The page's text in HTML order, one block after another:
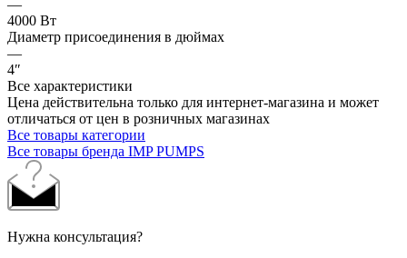
—
4000 Вт
Диаметр присоединения в дюймах
—
4″
Все характеристики
Цена действительна только для интернет-магазина и может
отличаться от цен в розничных магазинах
Все товары категории
Все товары бренда IMP PUMPS
Нужна консультация?